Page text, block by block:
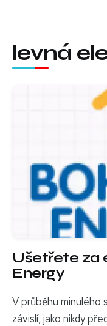
levná
Ušetřete za
Energy
V průběhu minulého
závislí, jako nikdy